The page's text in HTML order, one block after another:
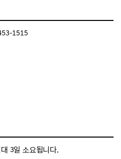
1515
3일 소요됩니다.